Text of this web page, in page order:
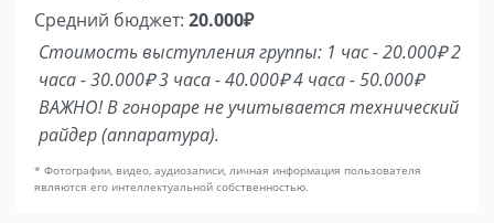
Средний бюджет: 20.000₽
Стоимость выступления группы: 1 час - 20.000₽ 2
часа - 30.000₽ 3 часа - 40.000₽ 4 часа - 50.000₽
ВАЖНО! В гонораре не учитывается технический
райдер (аппаратура).
* Фотографии, видео, аудиозаписи, личная информация пользователя
являются его интеллектуальной собственностью.